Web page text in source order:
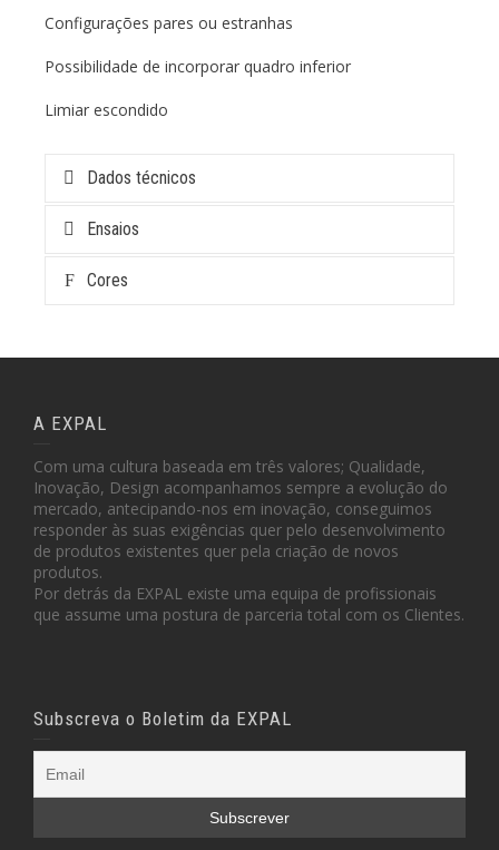
Configurações pares ou estranhas
Possibilidade de incorporar quadro inferior
Limiar escondido
Dados técnicos
Ensaios
Cores
A EXPAL
Com uma cultura baseada em três valores; Qualidade,
Inovação, Design acompanhamos sempre a evolução do
mercado, antecipando-nos em inovação, conseguimos
responder às suas exigências quer pelo desenvolvimento
de produtos existentes quer pela criação de novos
produtos.
Por detrás da EXPAL existe uma equipa de profissionais
que assume uma postura de parceria total com os Clientes.
Subscreva o Boletim da EXPAL